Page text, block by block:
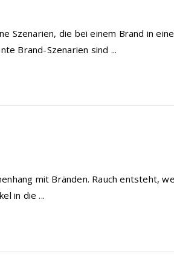
Szenarien, die bei einem Brand in
Brand-Szenarien sind ...
mit Bränden. Rauch entsteht,
in die ...